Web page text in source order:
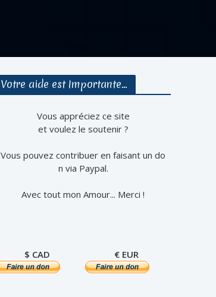
Votre aide est Importante…
Vous appréciez ce site
et voulez le soutenir ?
Vous pouvez contribuer en faisant un do
n via Paypal.
Avec tout mon Amour... Merci !
$ CAD € EUR